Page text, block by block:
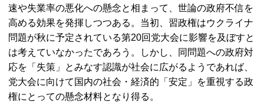
速や失業率の悪化への懸念と相まって、世論の政府不信を
高める効果を発揮しつつある。当初、習政権はウクライナ
問題が秋に予定されている第20回党大会に影響を及ぼすと
は考えていなかったであろう。しかし、同問題への政府対
応を「失策」とみなす認識が社会に広がるようであれば、
党大会に向けて国内の社会・経済的「安定」を重視する政
権にとっての懸念材料となり得る。